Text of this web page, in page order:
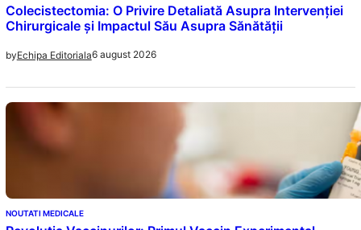
Colecistectomia: O Privire Detaliată Asupra Intervenției
Chirurgicale și Impactul Său Asupra Sănătății
byEchipa Editoriala6 august 2026
NOUTATI MEDICALE